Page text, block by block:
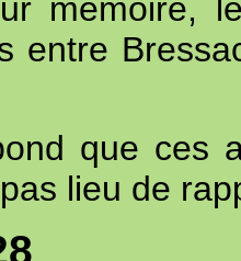
mémoire,
entre
que ces
lieu de